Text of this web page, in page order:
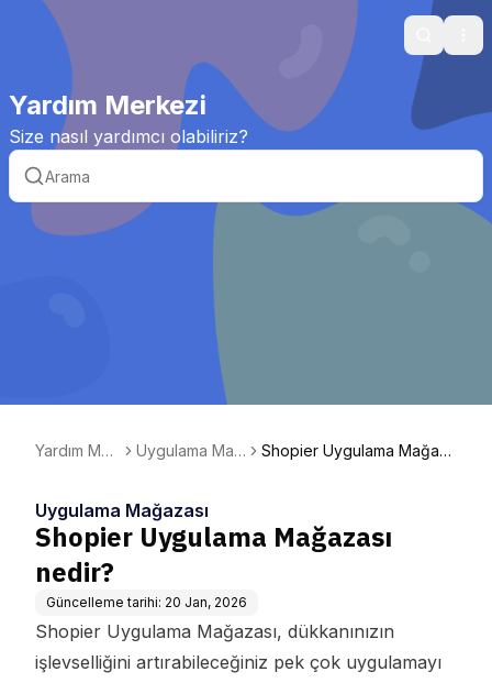
Search
Yardım Merkezi
Size nasıl yardımcı olabiliriz?
Yardım Mer
Uygulama Mağ
Shopier Uygulama Mağaz
Uygulama Mağazası
Shopier Uygulama Mağazası
nedir?
Güncelleme tarihi: 20 Jan, 2026
Shopier Uygulama Mağazası, dükkanınızın
işlevselliğini artırabileceğiniz pek çok uygulamayı